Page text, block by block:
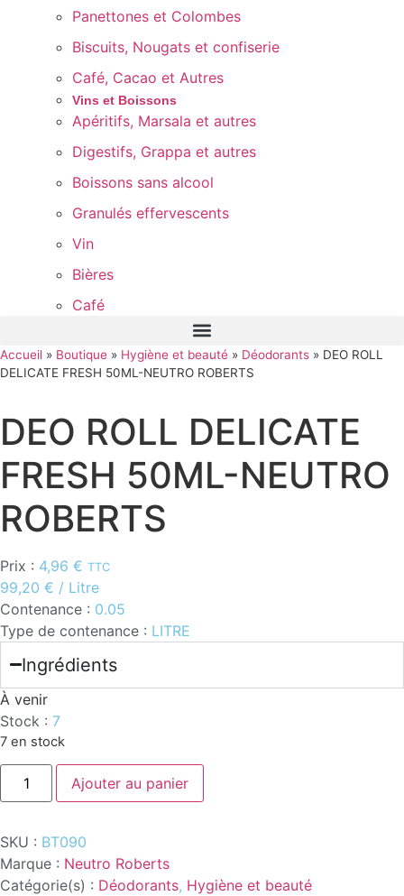
Panettones et Colombes
Biscuits, Nougats et confiserie
Café, Cacao et Autres
Vins et Boissons
Apéritifs, Marsala et autres
Digestifs, Grappa et autres
Boissons sans alcool
Granulés effervescents
Vin
Bières
Café
Accueil » Boutique » Hygiène et beauté » Déodorants » DEO ROLL
DELICATE FRESH 50ML-NEUTRO ROBERTS
DEO ROLL DELICATE
FRESH 50ML-NEUTRO
ROBERTS
Prix : 4,96 € TTC
99,20 € / Litre
Contenance : 0.05
Type de contenance : LITRE
Ingrédients
À venir
Stock : 7
7 en stock
quantité
DEO
FRESH
50ML-
NEUTRO
ROBERTS
Ajouter au panier
SKU : BT090
Marque : Neutro Roberts
Catégorie(s) : Déodorants, Hygiène et beauté